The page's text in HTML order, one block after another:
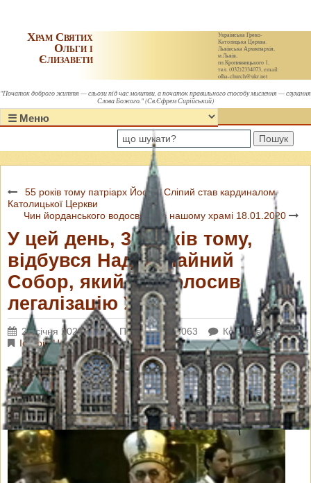
Українська Греко-
Католицька Церква.
Львівська Архиєпархія,
м.Львів,
пл.Кропивницького 1,
тел. (032)2334073, email:
olha-church@ukr.net
Храм Святих
Ольги і
Єлизавети
"Початок доброго життя — сльози під час молитви, а початок правильного способу мислення — слухання
Слова Божого." (Св.Єфрем Сирійський)
Пошук
55 років тому патріарх Йосиф Сліпий став кардиналом
Католицької Церкви
Чин йорданського водосвяття в нашому храмі 18.01.2020
У цей день, 30 років тому,
відбувся Надзвичайний
Собор, який проголосив
легалізацію УГКЦ
23 січня 2020 р. Переглядів: 3063
Коментарі: 0
Історія Церкви